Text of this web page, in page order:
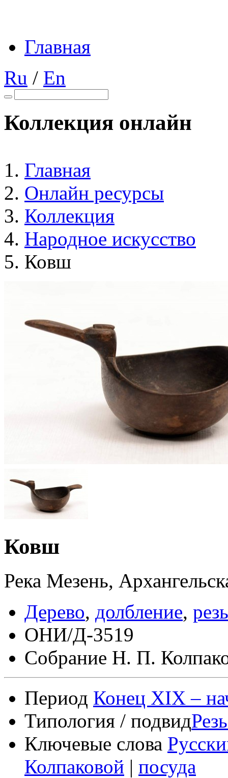
Главная
Ru / En
Коллекция онлайн
Главная
Онлайн ресурсы
Коллекция
Народное искусство
Ковш
Ковш
Река Мезень,
Дерево, долбление,
ОНИ/Д-3519
Собрание Н. П.
Период Конец XIX –
Типология / подвид
Ключевые слова
Колпаковой | посуда